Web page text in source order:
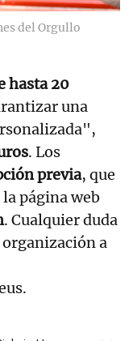
del Orgullo
hasta 20
una
. Los
previa, que
página web
. Cualquier duda
a